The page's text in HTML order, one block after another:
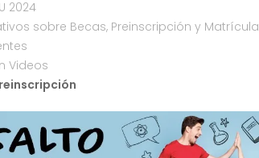
2024
sobre Becas, Preinscripción y Matrícula
Videos